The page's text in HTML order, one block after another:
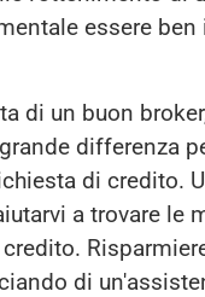
essere
di un buon
differenza
di credito.
a trovare le
di